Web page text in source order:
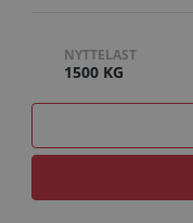
NYTTELAST
1500 KG